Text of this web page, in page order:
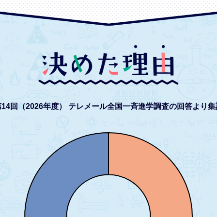
回（2026年度） テレメール全国一斉進学調査の回答より集